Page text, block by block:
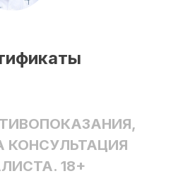
КОНСУЛЬТАЦИЯ
18+